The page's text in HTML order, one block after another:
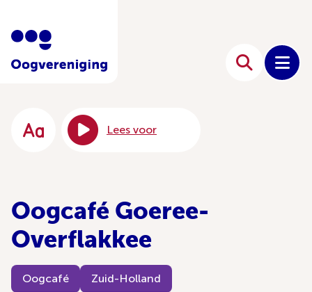
Lees voor
Oogcafé Goeree-
Overflakkee
Oogcafé Zuid-Holland